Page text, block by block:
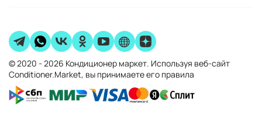
© 2020 - 2026 Кондиционер маркет. Используя веб-сайт
Conditioner.Market, вы принимаете его правила